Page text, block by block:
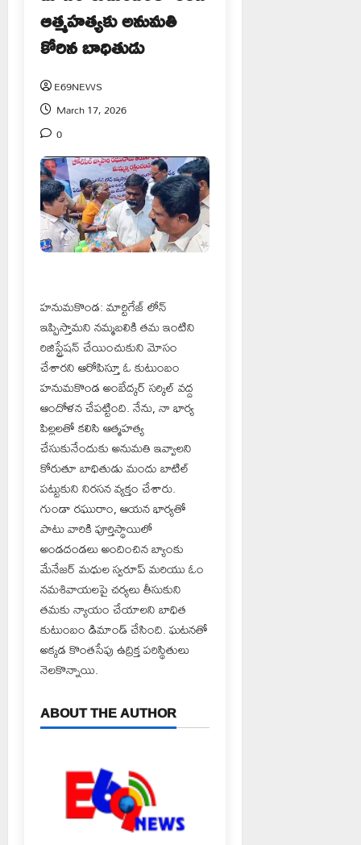
ఆత్మహత్యకు అనుమతి
కోరిన బాధితుడు
E69NEWS
March 17, 2026
0
హనుమకొండ: మార్టిగేజ్ లోన్
ఇప్పిస్తామని నమ్మబలికి తమ ఇంటిని
రిజిస్ట్రేషన్ చేయించుకుని మోసం
చేశారని ఆరోపిస్తూ ఓ కుటుంబం
హనుమకొండ అంబేద్కర్ సర్కిల్ వద్ద
ఆందోళన చేపట్టింది. నేను, నా భార్య
పిల్లలతో కలిసి ఆత్మహత్య
చేసుకునేందుకు అనుమతి ఇవ్వాలని
కోరుతూ బాధితుడు మందు బాటిల్
పట్టుకుని నిరసన వ్యక్తం చేశారు.
గుండా రఘురాం, ఆయన భార్యతో
పాటు వారికి పూర్తిస్థాయిలో
అండదండలు అందించిన బ్యాంకు
మేనేజర్ మధుల స్వరూప్ మరియు ఓం
నమశివాయలపై చర్యలు తీసుకుని
తమకు న్యాయం చేయాలని బాధిత
కుటుంబం డిమాండ్ చేసింది. ఘటనతో
అక్కడ కొంతసేపు ఉద్రిక్త పరిస్థితులు
నెలకొన్నాయి.
ABOUT THE AUTHOR